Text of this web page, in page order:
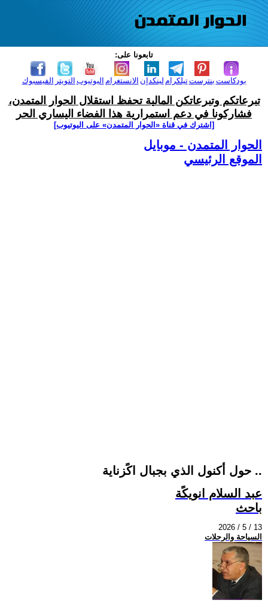
تابعونا على:
الفيسبوك التويتر اليوتيوب الانستغرام لينكدإن تيلكرامبنترست بودكاست
تبرعاتكم وتبرعاتكن المالية تحفظ استقلال الحوار المتمدن،
فشاركونا في دعم استمرارية هذا الفضاء اليساري الحر
[اشترك في قناة ‫«الحوار المتمدن» على اليوتيوب]
الحوار المتمدن - موبايل
الموقع الرئيسي
حول أكنول الذي بجبال اكًزناية ..
عبد السلام انويكًة
باحث
2026 / 5 / 13
السياحة والرحلات